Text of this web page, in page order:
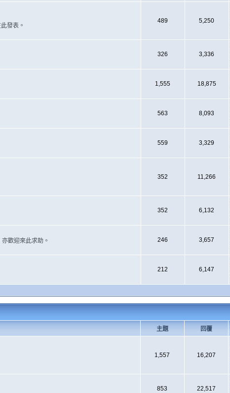
發表。
489 5,250
326 3,336
1,555 18,875
563 8,093
559 3,329
352 11,266
352 6,132
歡迎來此求助。
246 3,657
212 6,147
主題 回覆
1,557 16,207
853 22,517